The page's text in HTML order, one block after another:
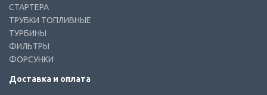
СТАРТЕРА
ТРУБКИ ТОПЛИВНЫЕ
ТУРБИНЫ
ФИЛЬТРЫ
ФОРСУНКИ
Доставка и оплата